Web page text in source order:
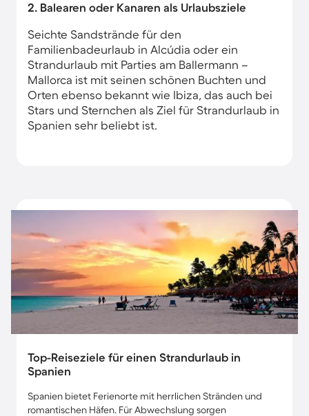
2. Balearen oder Kanaren als Urlaubsziele
Seichte Sandstrände für den
Familienbadeurlaub in Alcúdia oder ein
Strandurlaub mit Parties am Ballermann –
Mallorca ist mit seinen schönen Buchten und
Orten ebenso bekannt wie Ibiza, das auch bei
Stars und Sternchen als Ziel für Strandurlaub in
Spanien sehr beliebt ist.
Top-Reiseziele für einen Strandurlaub in
Spanien
Spanien bietet Ferienorte mit herrlichen Stränden und
romantischen Häfen. Für Abwechslung sorgen